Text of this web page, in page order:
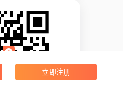
立即注册